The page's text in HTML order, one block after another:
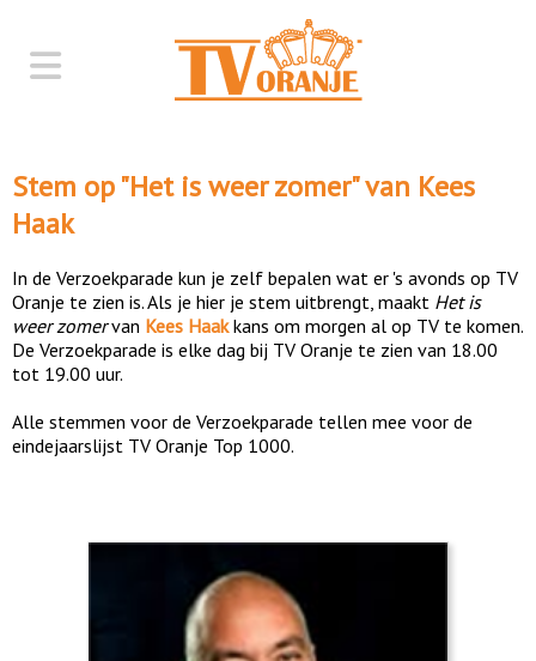
Stem op "Het is weer zomer" van Kees
Haak
In de Verzoekparade kun je zelf bepalen wat er 's avonds op TV
Oranje te zien is. Als je hier je stem uitbrengt, maakt Het is
weer zomervan Kees Haakkans om morgen al op TV te komen.
De Verzoekparade is elke dag bij TV Oranje te zien van 18.00
tot 19.00 uur.
Alle stemmen voor de Verzoekparade tellen mee voor de
eindejaarslijst TV Oranje Top 1000.